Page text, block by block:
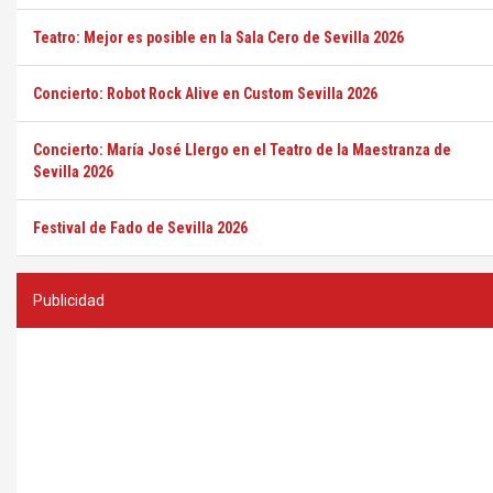
Teatro: Mejor es posible en la Sala Cero de Sevilla 2026
Concierto: Robot Rock Alive en Custom Sevilla 2026
Concierto: María José Llergo en el Teatro de la Maestranza de
Sevilla 2026
Festival de Fado de Sevilla 2026
Publicidad